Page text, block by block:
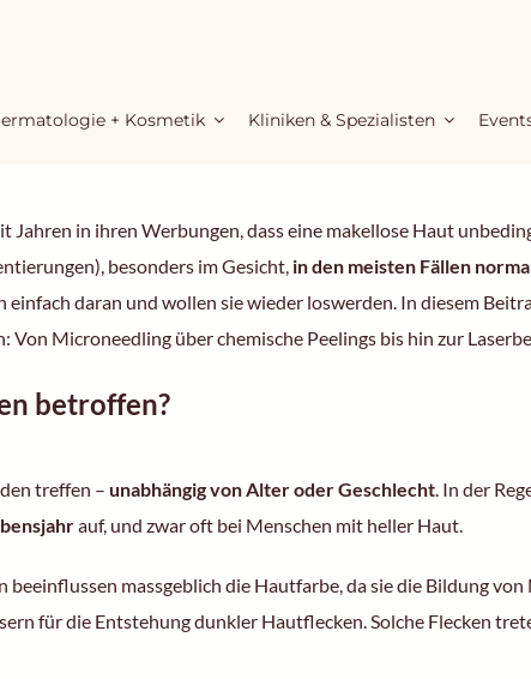
+ Kosmetik Kliniken & Spezialisten
in ihren Werbungen, dass eine makellose Haut
besonders im Gesicht, in den meisten Fällen
daran und wollen sie wieder loswerden. In diesem
Von Microneedling über chemische Peelings bis hin zur
betroffen?
treffen – unabhängig von Alter oder Geschlecht. In der
auf, und zwar oft bei Menschen mit heller Haut.
massgeblich die Hautfarbe, da sie die Bildung
für die Entstehung dunkler Hautflecken. Solche Flecken